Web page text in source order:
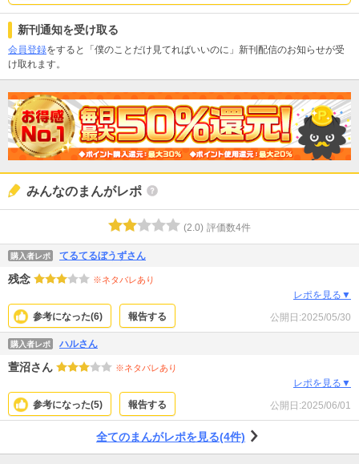
新刊通知を受け取る
会員登録をすると「僕のことだけ見てればいいのに」新刊配信のお知らせが受
け取れます。
みんなのまんがレポ
(2.0) 評価数4件
購入者レポ てるてるぼうずさん
残念 ※ネタバレあり
レポを見る▼
参考になった(6) 報告する 公開日:2025/05/30
購入者レポ ハルさん
萱沼さん ※ネタバレあり
レポを見る▼
参考になった(5) 報告する 公開日:2025/06/01
全てのまんがレポを見る(4件)